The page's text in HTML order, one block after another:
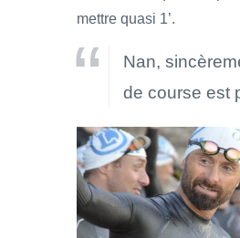
mettre quasi 1’.
Nan,
de course est